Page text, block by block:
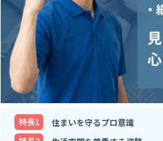
特⻑1
住まいを守るプロ意識